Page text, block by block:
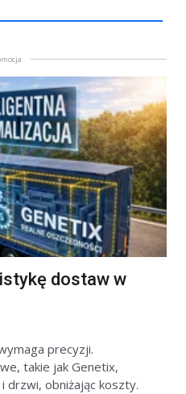
dostaw w
precyzji.
takie jak Genetix,
drzwi, obniżając koszty.